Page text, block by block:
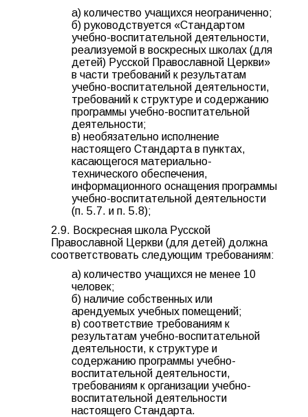
а) количество учащихся неограниченно;
б) руководствуется «Стандартом
учебно-воспитательной деятельности,
реализуемой в воскресных школах (для
детей) Русской Православной Церкви»
в части требований к результатам
учебно-воспитательной деятельности,
требований к структуре и содержанию
программы учебно-воспитательной
деятельности;
в) необязательно исполнение
настоящего Стандарта в пунктах,
касающегося материально-
технического обеспечения,
информационного оснащения программы
учебно-воспитательной деятельности
(п. 5.7. и п. 5.8);
2.9. Воскресная школа Русской
Православной Церкви (для детей) должна
соответствовать следующим требованиям:
а) количество учащихся не менее 10
человек;
б) наличие собственных или
арендуемых учебных помещений;
в) соответствие требованиям к
результатам учебно-воспитательной
деятельности, к структуре и
содержанию программы учебно-
воспитательной деятельности,
требованиям к организации учебно-
воспитательной деятельности
настоящего Стандарта.